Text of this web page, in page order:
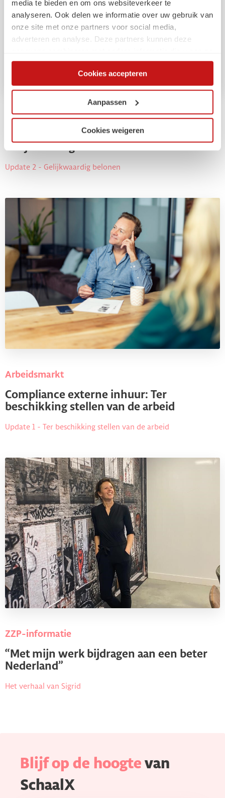
media te bieden en om ons websiteverkeer te
analyseren. Ook delen we informatie over uw gebruik van
onze site met onze partners voor social media,
adverteren en analyse. Deze partners kunnen deze
heeft verstrekt of die ze hebben verzameld op basis van
uw gebruik van hun services. Via de cookieverklaring op
onze website kunt u uw toestemming op elk moment
Cookies accepteren
Aanpassen
Cookies weigeren
Arbeidsmarkt
Compliance externe inhuur:
Gelijkwaardig belonen
Update 2 - Gelijkwaardig belonen
Arbeidsmarkt
Compliance externe inhuur: Ter
beschikking stellen van de arbeid
Update 1 - Ter beschikking stellen van de arbeid
ZZP-informatie
“Met mijn werk bijdragen aan een beter
Nederland”
Het verhaal van Sigrid
Blijf op de hoogte van
SchaalX